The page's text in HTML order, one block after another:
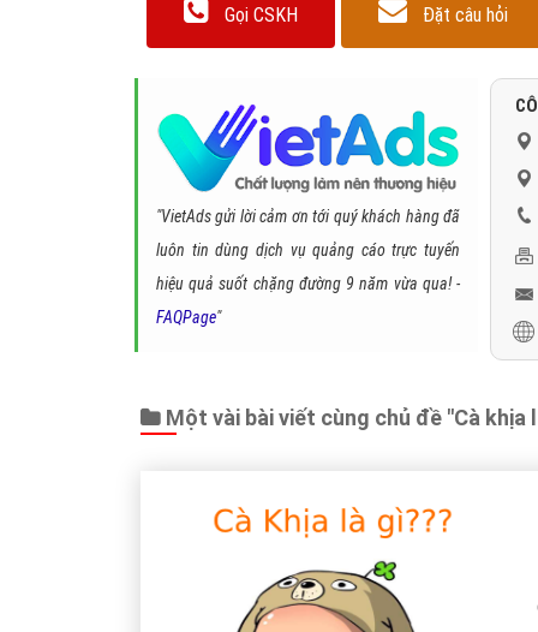
Gọi CSKH Đặt câu hỏi
"VietAds gửi lời cảm ơn tới quý khách hàng đã
luôn tin dùng dịch vụ quảng cáo trực tuyến
hiệu quả suốt chặng đường 9 năm vừa qua! -
FAQPage"
Một vài bài viết cùng chủ đề "Cà khịa